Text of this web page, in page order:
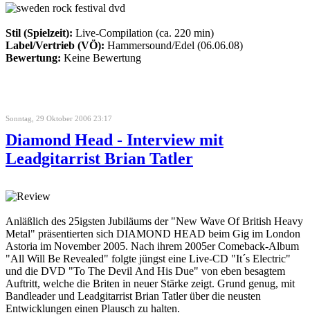
Stil (Spielzeit): Live-Compilation (ca. 220 min)
Label/Vertrieb (VÖ): Hammersound/Edel (06.06.08)
Bewertung: Keine Bewertung
Sonntag, 29 Oktober 2006 23:17
Diamond Head - Interview mit
Leadgitarrist Brian Tatler
Anläßlich des 25igsten Jubiläums der "New Wave Of British Heavy
Metal" präsentierten sich DIAMOND HEAD beim Gig im London
Astoria im November 2005. Nach ihrem 2005er Comeback-Album
"All Will Be Revealed" folgte jüngst eine Live-CD "It´s Electric"
und die DVD "To The Devil And His Due" von eben besagtem
Auftritt, welche die Briten in neuer Stärke zeigt. Grund genug, mit
Bandleader und Leadgitarrist Brian Tatler über die neusten
Entwicklungen einen Plausch zu halten.